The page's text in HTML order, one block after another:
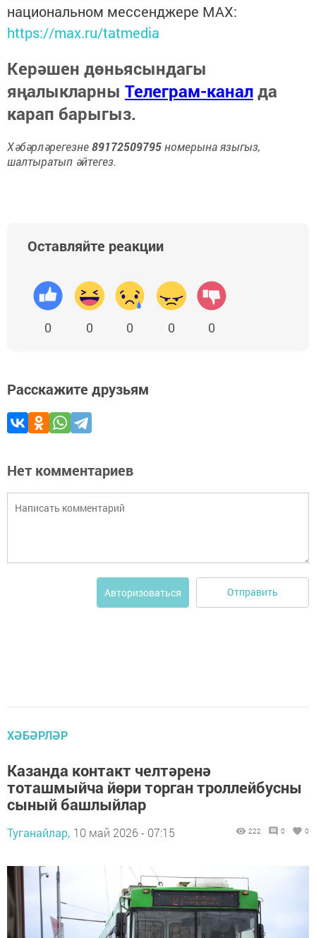
национальном мессенджере MАХ:
https://max.ru/tatmedia
Керәшен дөньясындагы
яңалыкларны Телеграм-каналда
карап барыгыз.
Хәбәрләрегезне89172509795номерына языгыз,
шалтыратып әйтегез.
Оставляйте реакции
0 0 0 0 0
Расскажите друзьям
Нет комментариев
Авторизоваться Отправить
ХӘБӘРЛӘР
Казанда контакт челтәренә
тоташмыйча йөри торган троллейбусны
сыный башлыйлар
Туганайлар, 10 май 2026 - 07:15 222 0 0